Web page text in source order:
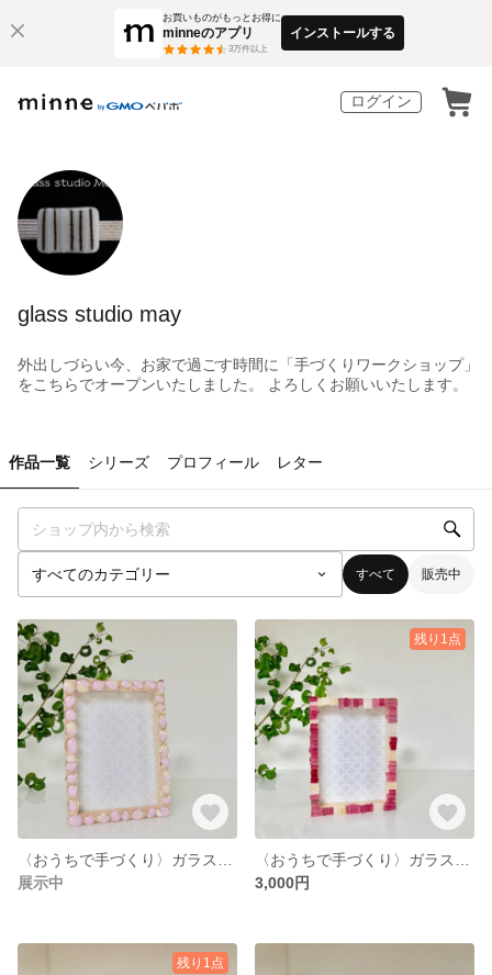
お買いものがもっとお得に
minneのアプリ
3万件以上
インストールする
ログイン
glass studio may
外出しづらい今、お家で過ごす時間に「手づくりワークショップ」
をこちらでオープンいたしました。 よろしくお願いいたします。
作品一覧 シリーズ プロフィール レター
すべて 販売中
展示中
残り1点
3,000円
残り1点